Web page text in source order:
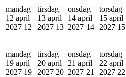
mandag
12 april
2027 12
tirsdag
13 april
2027 13
onsdag
14 april
2027 14
torsdag
15 april
2027 15
mandag
19 april
2027 19
tirsdag
20 april
2027 20
onsdag
21 april
2027 21
torsdag
22 april
2027 22